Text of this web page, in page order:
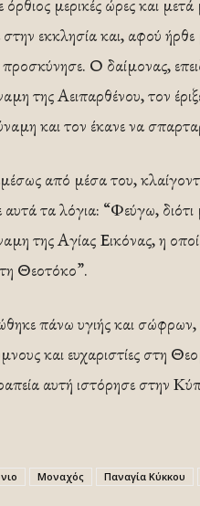
όρθιος μερικές ώρες και
εκκλησία και, αφού
Ο δαίμονας,
της Αειπαρθένου, τον
και τον έκανε να
από μέσα του,
τα λόγια: “Φεύγω, διότι
της Αγίας Εικόνας, η
Θεοτόκο”.
πάνω υγιής και σώφρων,
και ευχαριστίες στη
αυτή ιστόρησε στην
Μοναχός Παναγία Κύκκου